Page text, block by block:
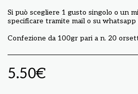
Si può scegliere 1 gusto singolo o un
specificare tramite mail o su whatsapp
Confezione da 100gr pari a n. 20
5.50€